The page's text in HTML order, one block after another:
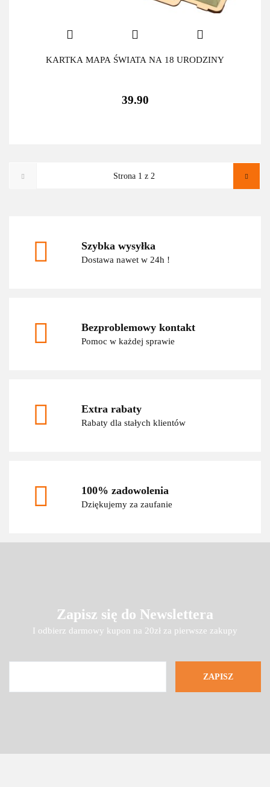
KARTKA MAPA ŚWIATA NA 18 URODZINY
39.90
Szybka wysyłka
Dostawa nawet w 24h !
Bezproblemowy kontakt
Pomoc w każdej sprawie
Extra rabaty
Rabaty dla stałych klientów
100% zadowolenia
Dziękujemy za zaufanie
Zapisz się do Newslettera
I odbierz darmowy kupon na 20zł za pierwsze zakupy